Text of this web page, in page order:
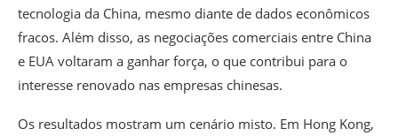
tecnologia da China, mesmo diante de dados econômicos
fracos. Além disso, as negociações comerciais entre China
e EUA voltaram a ganhar força, o que contribui para o
interesse renovado nas empresas chinesas.
Os resultados mostram um cenário misto. Em Hong Kong,